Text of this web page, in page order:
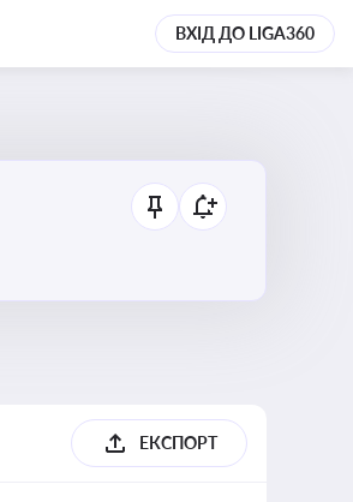
ВХІД ДО LIGA360
ЕКСПОРТ